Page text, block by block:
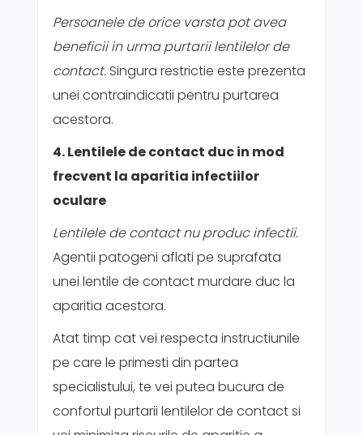
Persoanele de orice varsta pot avea
beneficii in urma purtarii lentilelor de
contact.Singura restrictie este prezenta
unei contraindicatii pentru purtarea
acestora.
4. Lentilele de contact duc in mod
frecvent la aparitia infectiilor
oculare
Lentilele de contact nu produc infectii.
Agentii patogeni aflati pe suprafata
unei lentile de contact murdare duc la
aparitia acestora.
Atat timp cat vei respecta instructiunile
pe care le primesti din partea
specialistului, te vei putea bucura de
confortul purtarii lentilelor de contact si